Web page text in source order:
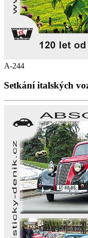
A-244
Setkání italských